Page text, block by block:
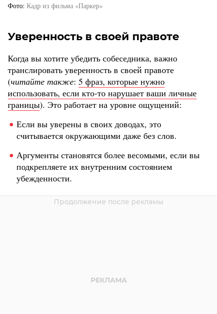
Фото Кадр из фильма «Паркер»
Уверенность в своей правоте
Когда вы хотите убедить собеседника, важно
транслировать уверенность в своей правоте
(читайте также: 5 фраз, которые нужно
использовать, если кто-то нарушает ваши личные
границы). Это работает на уровне ощущений:
Если вы уверены в своих доводах, это
считывается окружающими даже без слов.
Аргументы становятся более весомыми, если вы
подкрепляете их внутренним состоянием
убежденности.